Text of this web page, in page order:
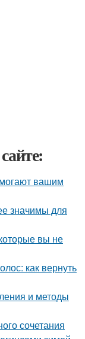
вашим
значимы для
вы не
как вернуть
и методы
сочетания